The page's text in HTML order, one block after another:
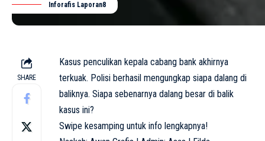
Inforafis Laporan8
SHARE
Kasus penculikan kepala cabang bank akhirnya
terkuak. Polisi berhasil mengungkap siapa dalang di
baliknya. Siapa sebenarnya dalang besar di balik
kasus ini?
Swipe kesamping untuk info lengkapnya!